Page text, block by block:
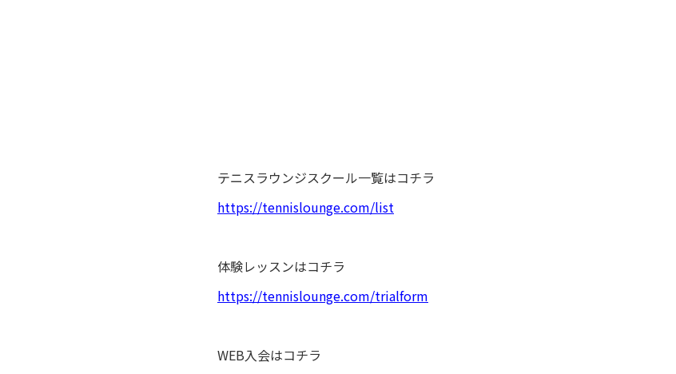
テニスラウンジスクール一覧はコチラ
https://tennislounge.com/list
体験レッスンはコチラ
https://tennislounge.com/trialform
WEB入会はコチラ